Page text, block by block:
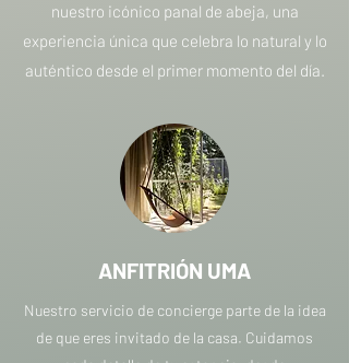
nuestro icónico panal de abeja, una
experiencia única que celebra lo natural y lo
auténtico desde el primer momento del día.
ANFITRIÓN UMA
Nuestro servicio de concierge parte de la idea
de que eres invitado de la casa. Cuidamos